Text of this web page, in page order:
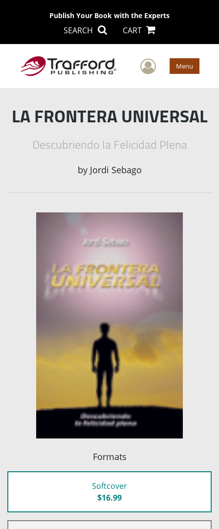
Publish Your Book with the Experts
SEARCH CART
User Menu
LA FRONTERA UNIVERSAL
Descubriendo la Felicidad Plena
by Jordi Sebago
Formats
Softcover
$16.99